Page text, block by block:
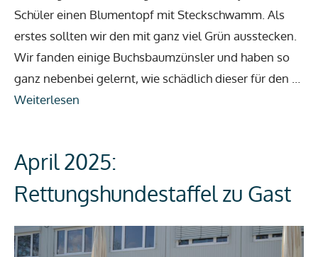
Schüler einen Blumentopf mit Steckschwamm. Als
erstes sollten wir den mit ganz viel Grün ausstecken.
Wir fanden einige Buchsbaumzünsler und haben so
ganz nebenbei gelernt, wie schädlich dieser für den …
Weiterlesen
April 2025:
Rettungshundestaffel zu Gast